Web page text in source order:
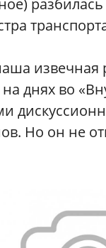
разбилась
извечная
днях во
Но он не